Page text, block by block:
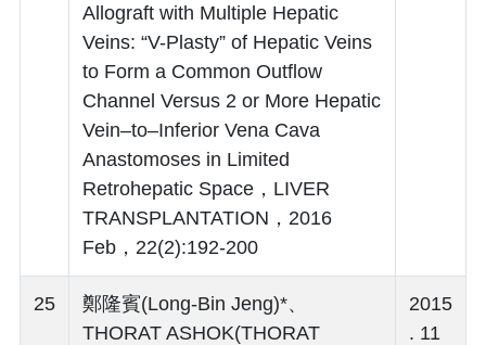
Allograft with Multiple Hepatic
Veins: “V-Plasty” of Hepatic Veins
to Form a Common Outflow
Channel Versus 2 or More Hepatic
Vein–to–Inferior Vena Cava
Anastomoses in Limited
Retrohepatic Space，LIVER
TRANSPLANTATION，2016
Feb，22(2):192-200
25
鄭隆賓(Long-Bin Jeng)*、
THORAT ASHOK(THORAT
2015
. 11